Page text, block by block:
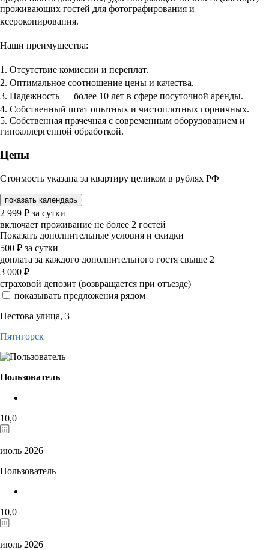
проживающих гостей для фотографирования и
ксерокопирования.
Наши преимущества:
1. Отсутствие комиссии и переплат.
2. Оптимальное соотношение цены и качества.
3. Надежность — более 10 лет в сфере посуточной аренды.
4. Собственный штат опытных и чистоплотных горничных.
5. Собственная прачечная с современным оборудованием и
гипоаллергенной обработкой.
Цены
Стоимость указана за квартиру целиком в рублях РФ
показать календарь
2 999 ₽ за сутки
включает проживание не более 2 гостей
Показать дополнительные условия и скидки
500 ₽ за сутки
доплата за каждого дополнительного гостя свыше 2
3 000 ₽
страховой депозит (возвращается при отъезде)
показывать предложения рядом
Пестова улица, 3
Пятигорск
Пользователь
10,0
июль 2026
Пользователь
10,0
июль 2026